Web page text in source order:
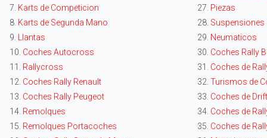
7. Karts de Competicion 27. Piezas
8. Karts de Segunda Mano 28. Suspensiones
9.
Llantas 29. Neumaticos
10. Coches Autocross 30. Coches Rally
11. Rallycross 31. Coches de
12. Coches Rally Renault 32. Turismos de
13. Coches Rally Peugeot 33. Coches de Drift
14. Remolques 34. Coches de
15. Remolques Portacoches 35. Coches de